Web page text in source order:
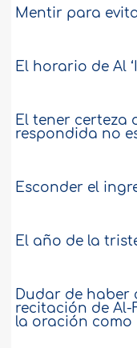
Mentir para
El horario de Al
El tener certeza
respondida no
Esconder el
El año de la
Dudar de haber
recitación de
la oración como